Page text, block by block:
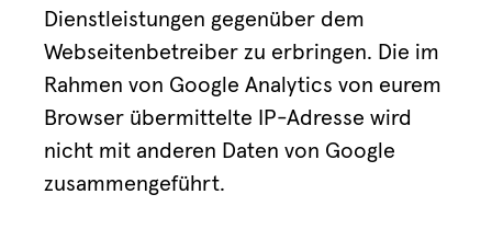
Dienstleistungen gegenüber dem
Webseitenbetreiber zu erbringen. Die im
Rahmen von Google Analytics von eurem
Browser übermittelte IP-Adresse wird
nicht mit anderen Daten von Google
zusammengeführt.